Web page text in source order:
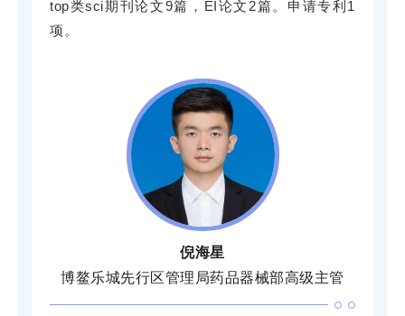
top类sci期刊论文9篇，EI论文2篇。申请专利1
项。
倪海星
博鳌乐城先行区管理局药品器械部高级主管